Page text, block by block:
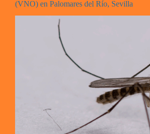
(VNO) en Palomares del Río, Sevilla